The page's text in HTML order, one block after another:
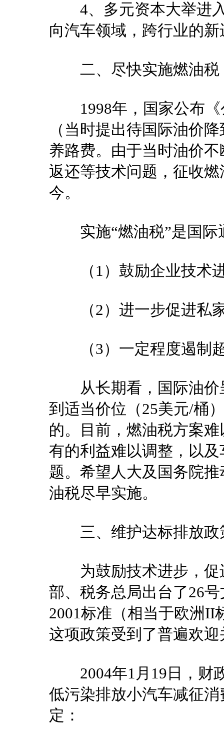
4、多元资本大举进入
向汽车领域，跨行业的
二、尽快实施燃油税
1998年，国家公布《
（当时提出待国际油价
养路费。由于当时油价
返还等技术问题，征收
今。
实施“燃油税”是国际
（1）鼓励企业技术进
（2）进一步促进私
（3）一定程度遏制
从长期看，国际油价
到适当价位（25美元/桶
的。目前，燃油税方案
有的利益难以调整，以
题。希望人大及国务院
油税尽早实施。
三、维护达标排放政
为鼓励技术进步，促
部、税务总局出台了26
2001标准（相当于欧洲II
这项政策受到了普遍欢
2004年1月19日，财
低污染排放小汽车减征
定：